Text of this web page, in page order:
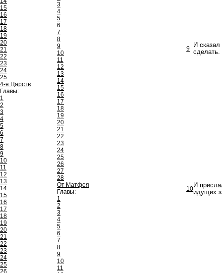
15
16
17
18
19
20
21
22
23
24
25
4-я Царств
Главы:
1
2
3
4
5
6
7
8
9
10
11
12
13
14
15
16
17
18
19
20
21
22
23
24
25
26
3
4
5
6
7
8
9
10
11
12
13
14
15
16
17
18
19
20
21
22
23
24
25
26
27
28
От Матфея
Главы:
1
2
3
4
5
6
7
8
9
10
11
9
И
10И
идущих